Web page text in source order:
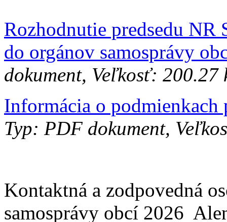
Rozhodnutie predsedu NR
do orgánov samosprávy
dokument, Veľkosť: 200.27
Informácia o
Typ: PDF dokument,
Kontaktná a zodpovedná
samosprávy obcí 2026